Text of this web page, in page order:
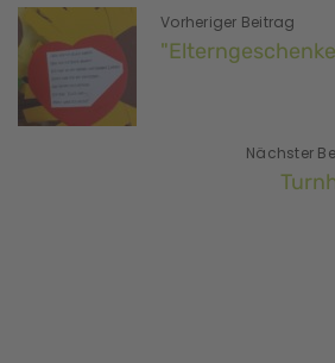
Vorheriger Beitrag
Nächster